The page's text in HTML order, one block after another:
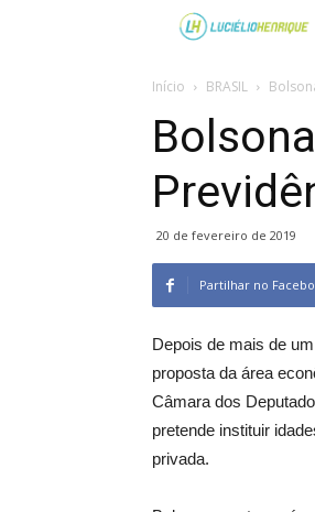
Início BRASIL
20 de fevereiro de 2019
Partilhar no
Depois de mais de
proposta da área
Câmara dos
pretende instituir
privada.